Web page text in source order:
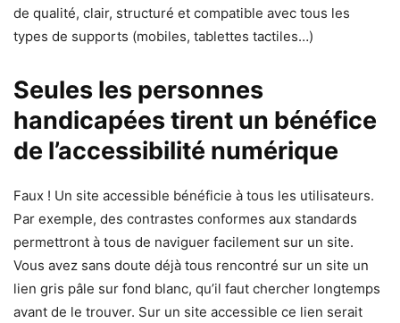
de qualité, clair, structuré et compatible avec tous les
types de supports (mobiles, tablettes tactiles…)
Seules les personnes
handicapées tirent un bénéfice
de l’accessibilité numérique
Faux ! Un site accessible bénéficie à tous les utilisateurs.
Par exemple, des contrastes conformes aux standards
permettront à tous de naviguer facilement sur un site.
Vous avez sans doute déjà tous rencontré sur un site un
lien gris pâle sur fond blanc, qu’il faut chercher longtemps
avant de le trouver. Sur un site accessible ce lien serait